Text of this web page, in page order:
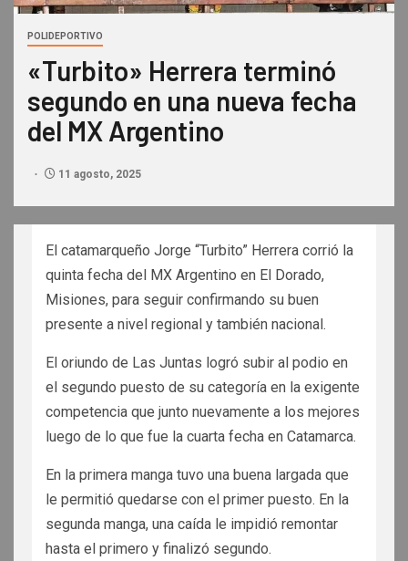
POLIDEPORTIVO
«Turbito» Herrera terminó
segundo en una nueva fecha
del MX Argentino
11 agosto, 2025
El catamarqueño Jorge “Turbito” Herrera corrió la
quinta fecha del MX Argentino en El Dorado,
Misiones, para seguir confirmando su buen
presente a nivel regional y también nacional.
El oriundo de Las Juntas logró subir al podio en
el segundo puesto de su categoría en la exigente
competencia que junto nuevamente a los mejores
luego de lo que fue la cuarta fecha en Catamarca.
En la primera manga tuvo una buena largada que
le permitió quedarse con el primer puesto. En la
segunda manga, una caída le impidió remontar
hasta el primero y finalizó segundo.